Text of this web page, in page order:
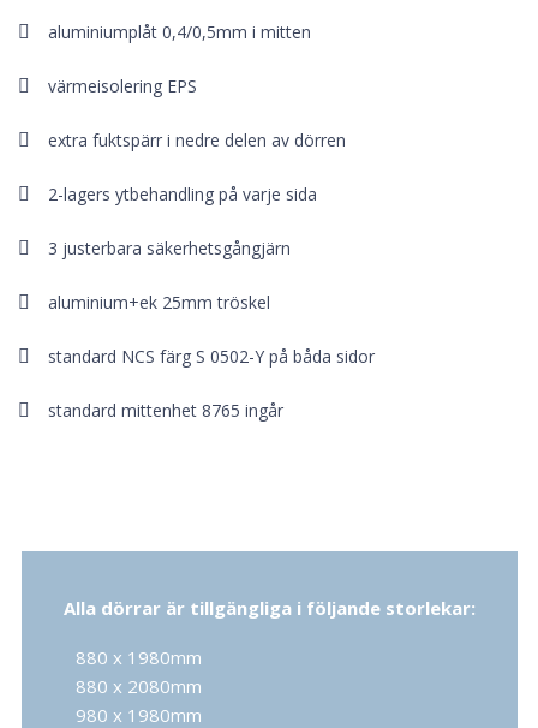
aluminiumplåt 0,4/0,5mm i mitten
värmeisolering EPS
extra fuktspärr i nedre delen av dörren
2-lagers ytbehandling på varje sida
3 justerbara säkerhetsgångjärn
aluminium+ek 25mm tröskel
standard NCS färg S 0502-Y på båda sidor
standard mittenhet 8765 ingår
Alla dörrar är tillgängliga i följande storlekar:
880 x 1980mm
880 x 2080mm
980 x 1980mm